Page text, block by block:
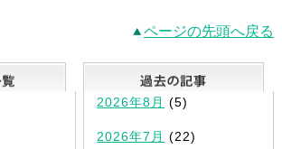
ページの先頭へ戻る
最新記事一覧
2026年8月 (5)
2026年7月 (22)